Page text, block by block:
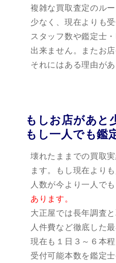
複雑な買取査定のル
少なく、現在よりも
スタッフ数や鑑定士
出来ません。またお
それにはある理由が
もしお店があ
もし一人でも鑑
壊れたままでの買取
ます。もし現在より
人数が今より一人で
あります。
大正屋では長年調査
人件費など徹底した
現在も１日３～６本
受付可能本数を鑑定